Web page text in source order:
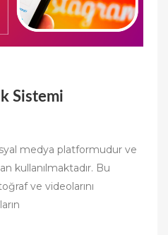
Sistemi
medya platformudur ve
kullanılmaktadır. Bu
ve videolarını